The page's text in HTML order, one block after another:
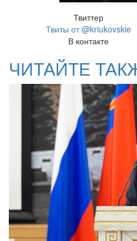
Твиттер
Твиты от @kriukovskie
В контакте
ЧИТАЙТЕ